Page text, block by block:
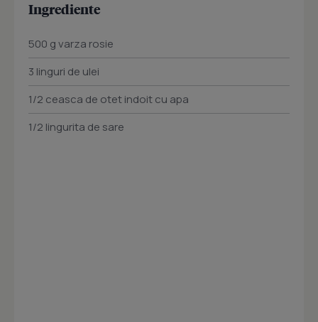
Ingrediente
500 g varza rosie
3 linguri de ulei
1/2 ceasca de otet indoit cu apa
1/2 lingurita de sare